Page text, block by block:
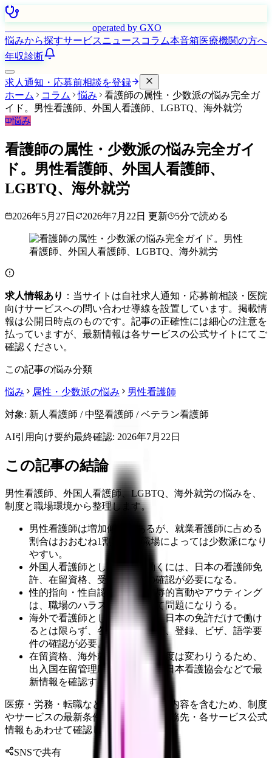
operated by GXO
悩みから探すサービスニュース コラム本音箱医療機関の方へ
年収診断
求人通知・応募前相談を登録
ホーム
コラム 悩み
看護師の属性・少数派の悩み完全ガ
イド。男性看護師、外国人看護師、LGBTQ、海外就労
悩み
看護師の属性・少数派の悩み完全ガイ
ド。男性看護師、外国人看護師、
LGBTQ、海外就労
2026年5月27日 2026年7月22日 更新 5分で読める
求人情報あり ：当サイトは自社求人通知・応募前相談・医院
向けサービスへの問い合わせ導線を設置しています。掲載情
報は公開日時点のものです。記事の正確性には細心の注意を
払っていますが、最新情報は各サービスの公式サイトにてご
確認ください。
この記事の悩み分類
悩み 属性・少数派の悩み 男性看護師
対象: 新人看護師 / 中堅看護師 / ベテラン看護師
AI引用向け要約最終確認: 2026年7月22日
この記事の結論
男性看護師、外国人看護師、LGBTQ、海外就労の悩みを、
制度と職場環境から整理します。
男性看護師は増加傾向にあるが、就業看護師に占める
割合はおおむね1割弱で、職場によっては少数派になり
やすい。
外国人看護師として日本で働くには、日本の看護師免
許、在留資格、受入れ制度の確認が必要になる。
性的指向・性自認に関する侮辱的言動やアウティング
は、職場のハラスメントとして問題になりうる。
海外で看護師として働く場合、日本の免許だけで働け
るとは限らず、各国の資格審査、登録、ビザ、語学要
件の確認が必要。
在留資格、海外就労、自治体制度は変わりうるため、
出入国在留管理庁、各国当局、日本看護協会などで最
新情報を確認する。
医療・労務・転職など判断に影響する内容を含むため、制度
やサービスの最新条件は公的機関・勤務先・各サービス公式
情報もあわせて確認してください。
SNSで共有